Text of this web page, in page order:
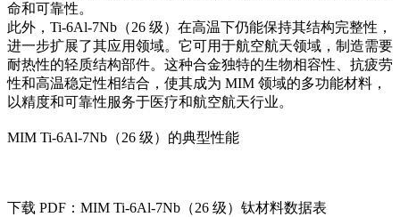
命和可靠性。
此外，Ti-6Al-7Nb（26 级）在高温下仍能保持其结构完整性，
进一步扩展了其应用领域。它可用于航空航天领域，制造需要
耐热性的轻质结构部件。这种合金独特的生物相容性、抗疲劳
性和高温稳定性相结合，使其成为 MIM 领域的多功能材料，
以精度和可靠性服务于医疗和航空航天行业。
MIM Ti-6Al-7Nb（26 级）的典型性能
下载 PDF：MIM Ti-6Al-7Nb（26 级）钛材料数据表